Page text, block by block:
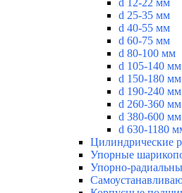
d 25-35 мм
d 40-55 мм
d 60-75 мм
d 80-100 мм
d 105-140 мм
d 150-180 мм
d 190-240 мм
d 260-360 мм
d 380-600 мм
d 630-1180
Цилиндрические
Упорные
Упорно-